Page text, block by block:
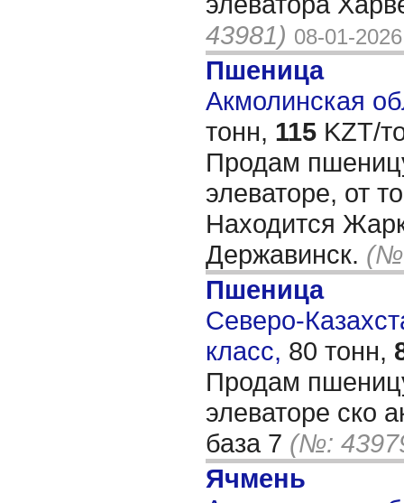
43981) 08-01-2026
Пшеница
Акмолинская
тонн, 115 KZT/
Продам
элеваторе, от
Находится
Державинск.
Пшеница
Северо-
класс, 80 тонн,
Продам
элеваторе ско
база 7 (№:
Ячмень